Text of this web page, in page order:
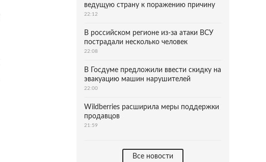
ведущую страну к поражению причину
22:12
В российском регионе из-за атаки ВСУ
пострадали несколько человек
22:08
В Госдуме предложили ввести скидку на
эвакуацию машин нарушителей
22:00
Wildberries расширила меры поддержки
продавцов
21:59
Все новости